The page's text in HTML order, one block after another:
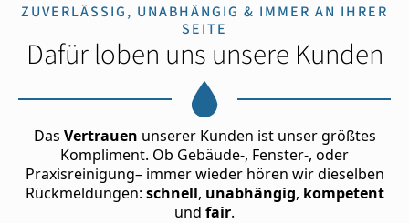
ZUVERLÄSSIG, UNABHÄNGIG & IMMER AN IHRER
SEITE
Dafür loben uns unsere Kunden
Das Vertrauen unserer Kunden ist unser größtes
Kompliment. Ob Gebäude-, Fenster-, oder
Praxisreinigung– immer wieder hören wir dieselben
Rückmeldungen: schnell, unabhängig, kompetent
und fair.